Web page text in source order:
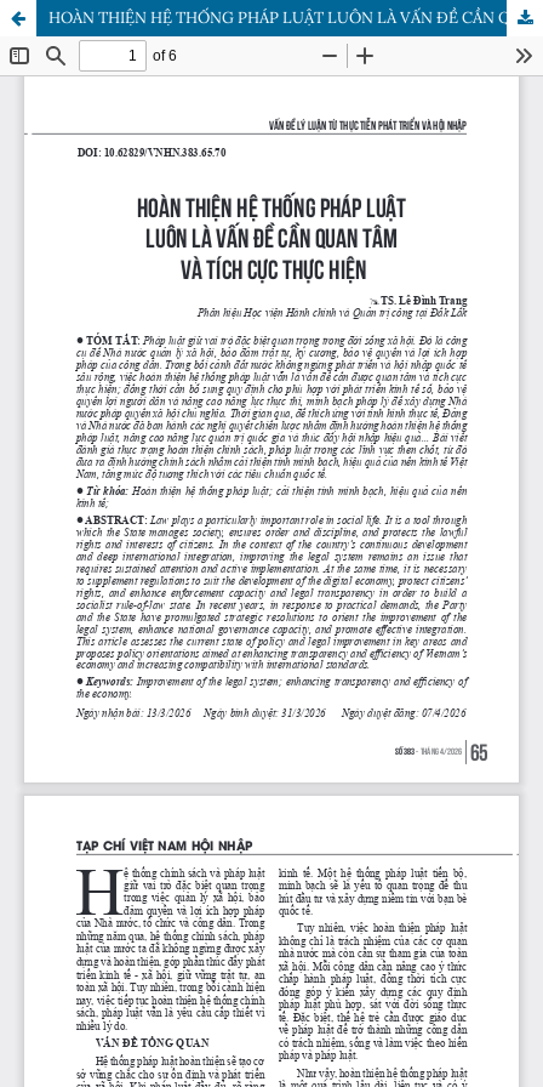
HOÀN THIỆN HỆ THỐNG PHÁP LUẬT LUÔN LÀ VẤN ĐỀ CẦN QUAN TÂM VÀ TÍCH CỰC THỰC HIỆN